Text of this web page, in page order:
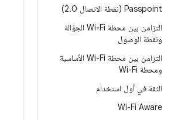
‫Passpoint (نقطة الاتصال 2
.0)
التزامن بين محطة Wi-Fi الجوّالة
ونقطة الوصول
التزامن بين محطة Wi-Fi الأساسية
ومحطة Wi-Fi
الثقة في أول استخدام
Wi-Fi Aware